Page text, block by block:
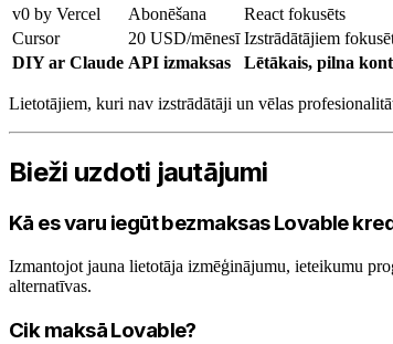
v0 by Vercel
Abonēšana React fokusēts
Cursor
20 USD/mēnesī Izstrādātājiem
DIY ar Claude API izmaksas Lētākais, pilna
Lietotājiem, kuri nav izstrādātāji un vēlas
Bieži uzdoti jautājumi
Kā es varu iegūt bezmaksas Lovable
Izmantojot jauna lietotāja izmēģinājumu, ieteikumu
alternatīvas.
Cik maksā Lovable?